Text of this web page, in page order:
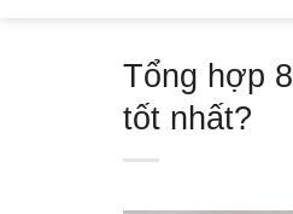
Tổng hợp
tốt nhất?